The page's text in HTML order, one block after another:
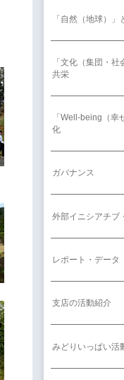
「自然（地球）」
「文化（集団・
共栄
「Well-being（幸
化
ガバナンス
外部イニシアチブ
レポート・データ
支店の活動紹介
みどりいっぱい活